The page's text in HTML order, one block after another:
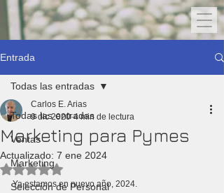
Entrada
Todas las entradas
Ventas
Marketing
Selección de Personal
Todas las entradas
Marketing para Pymes
Carlos E. Arias
9 dic 2020 4 min de lectura
Actualizado: 7 ene 2024
Obtuvo NaN de 5 estrellas.
Ya estamos en nuevo año, 2024.